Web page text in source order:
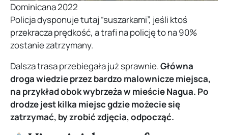
Dominicana 2022
Policja dysponuje tutaj “suszarkami”, jeśli ktoś
przekracza prędkość, a trafi na policję to na 90%
zostanie zatrzymany.
Dalsza trasa przebiegała już sprawnie.Główna
droga wiedzie przez bardzo malownicze miejsca,
na przykład obok wybrzeża w mieście Nagua. Po
drodze jest kilka miejsc gdzie możecie się
zatrzymać, by zrobić zdjęcia, odpocząć.